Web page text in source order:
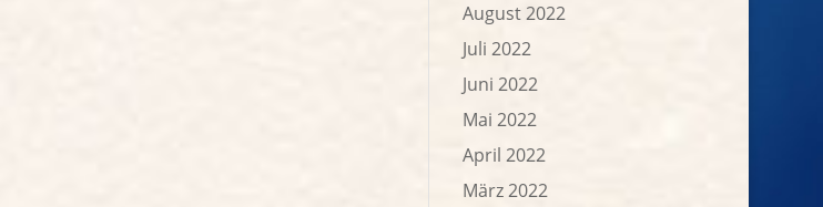
August 2022
Juli 2022
Juni 2022
Mai 2022
April 2022
März 2022